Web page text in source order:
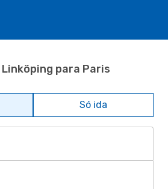
para Paris
Só ida